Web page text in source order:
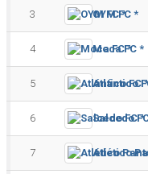
3 OYM FC *
4 Moca FC *
5 Atlántico
6 Salcedo
7 Atlético